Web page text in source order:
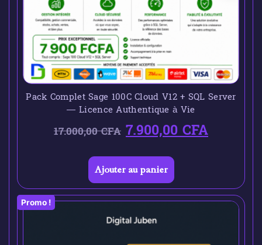
Pack Complet Sage 100C Cloud V12 + SQL Server
— Licence Authentique à Vie
17.000,00CFA 7.900,00CFA
Ajouter au panier
Promo !